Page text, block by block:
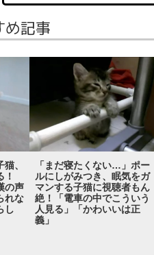
め記事
、
！
の声
れな
し
「まだ寝たくない…」ポー
ルにしがみつき、眠気をガ
マンする子猫に視聴者もん
絶！「電車の中でこういう
人見る」「かわいいは正
義」